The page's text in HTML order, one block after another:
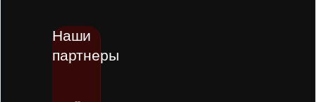
Наши
партнеры